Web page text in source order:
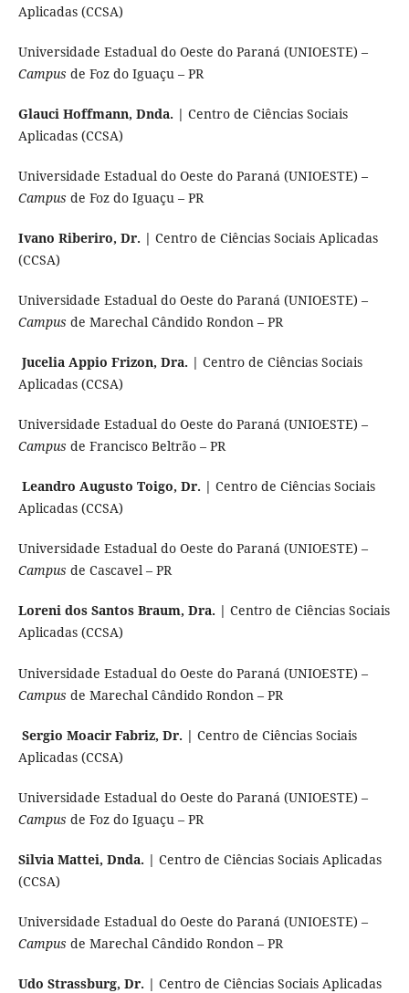
Aplicadas (CCSA)
Universidade Estadual do Oeste do Paraná (UNIOESTE) –
Campus de Foz do Iguaçu – PR
Glauci Hoffmann, Dnda. | Centro de Ciências Sociais
Aplicadas (CCSA)
Universidade Estadual do Oeste do Paraná (UNIOESTE) –
Campus de Foz do Iguaçu – PR
Ivano Riberiro, Dr. | Centro de Ciências Sociais Aplicadas
(CCSA)
Universidade Estadual do Oeste do Paraná (UNIOESTE) –
Campus de Marechal Cândido Rondon – PR
Jucelia Appio Frizon, Dra. | Centro de Ciências Sociais
Aplicadas (CCSA)
Universidade Estadual do Oeste do Paraná (UNIOESTE) –
Campus de Francisco Beltrão – PR
Leandro Augusto Toigo, Dr. | Centro de Ciências Sociais
Aplicadas (CCSA)
Universidade Estadual do Oeste do Paraná (UNIOESTE) –
Campus de Cascavel – PR
Loreni dos Santos Braum, Dra. | Centro de Ciências Sociais
Aplicadas (CCSA)
Universidade Estadual do Oeste do Paraná (UNIOESTE) –
Campus de Marechal Cândido Rondon – PR
Sergio Moacir Fabriz, Dr. | Centro de Ciências Sociais
Aplicadas (CCSA)
Universidade Estadual do Oeste do Paraná (UNIOESTE) –
Campus de Foz do Iguaçu – PR
Silvia Mattei, Dnda. | Centro de Ciências Sociais Aplicadas
(CCSA)
Universidade Estadual do Oeste do Paraná (UNIOESTE) –
Campus de Marechal Cândido Rondon – PR
Udo Strassburg, Dr. | Centro de Ciências Sociais Aplicadas